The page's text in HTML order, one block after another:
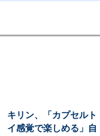
キリン、「カプセルト
イ感覚で楽しめる」自